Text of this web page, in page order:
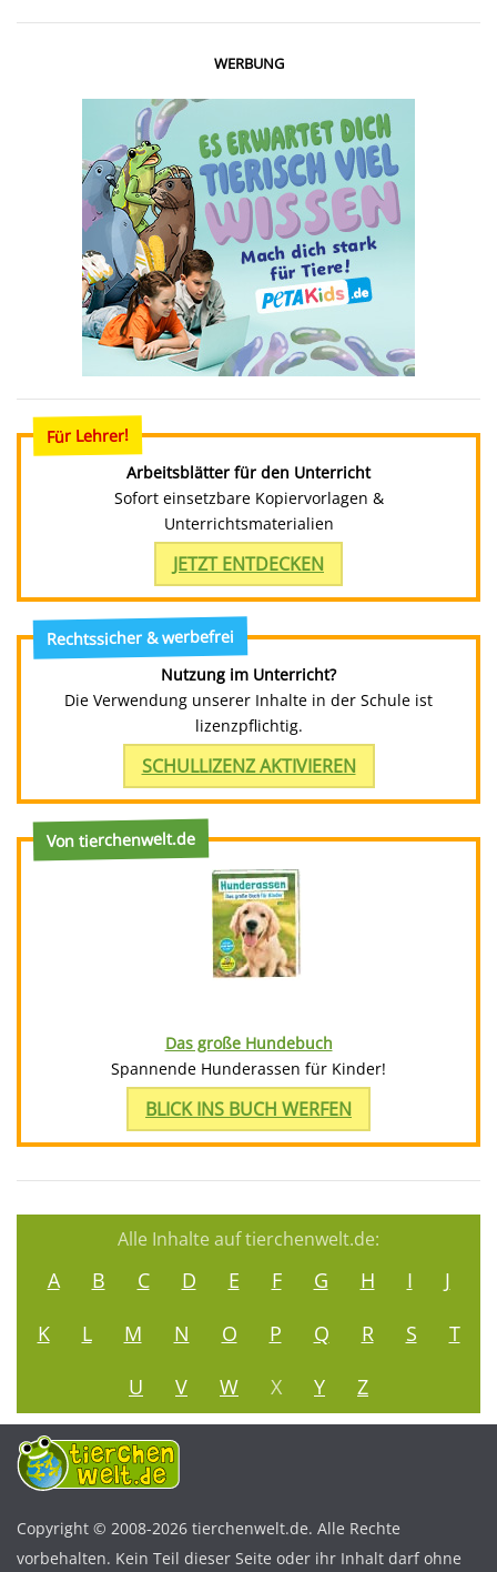
WERBUNG
Für Lehrer!
Arbeitsblätter für den Unterricht
Sofort einsetzbare Kopiervorlagen &
Unterrichtsmaterialien
JETZT ENTDECKEN
Rechtssicher & werbefrei
Nutzung im Unterricht?
Die Verwendung unserer Inhalte in der Schule ist
lizenzpflichtig.
SCHULLIZENZ AKTIVIEREN
Von tierchenwelt.de
Das große Hundebuch
Spannende Hunderassen für Kinder!
BLICK INS BUCH WERFEN
Alle Inhalte auf tierchenwelt.de:
A B C D E F G H I
J
K
L M N O P Q R S
T
U
V W X Y Z
Copyright © 2008-2026 tierchenwelt.de. Alle Rechte
vorbehalten. Kein Teil dieser Seite oder ihr Inhalt darf ohne